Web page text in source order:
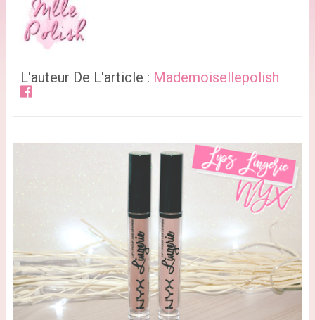
L'auteur De L'article : Mademoisellepolish